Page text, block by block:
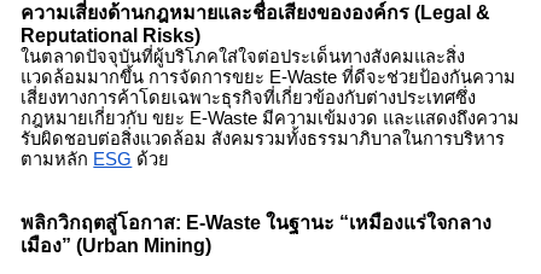
ความเสี่ยงด้านกฎหมายและชื่อเสียงขององค์กร (Legal &
Reputational Risks)
ในตลาดปัจจุบันที่ผู้บริโภคใส่ใจต่อประเด็นทางสังคมและสิ่ง
แวดล้อมมากขึ้น การจัดการขยะ E-Waste ที่ดีจะช่วยป้องกันความ
เสี่ยงทางการค้าโดยเฉพาะธุรกิจที่เกี่ยวข้องกับต่างประเทศซึ่ง
กฎหมายเกี่ยวกับขยะ E-Waste มีความเข้มงวด และแสดงถึงความ
รับผิดชอบต่อสิ่งแวดล้อม สังคมรวมทั้งธรรมาภิบาลในการบริหาร
ตามหลัก ESG ด้วย
พลิกวิกฤตสู่โอกาส: E-Waste ในฐานะ “เหมืองแร่ใจกลาง
เมือง” (Urban Mining)